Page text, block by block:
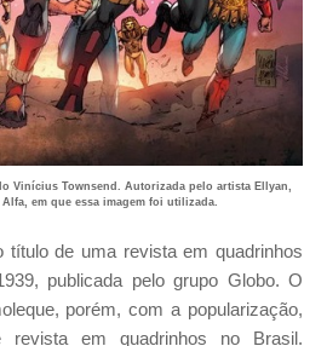
Vinícius Townsend. Autorizada pelo artista Ellyan,
em que essa imagem foi utilizada.
título de uma revista em quadrinhos
publicada pelo grupo Globo. O
porém, com a popularização,
revista em quadrinhos no Brasil.